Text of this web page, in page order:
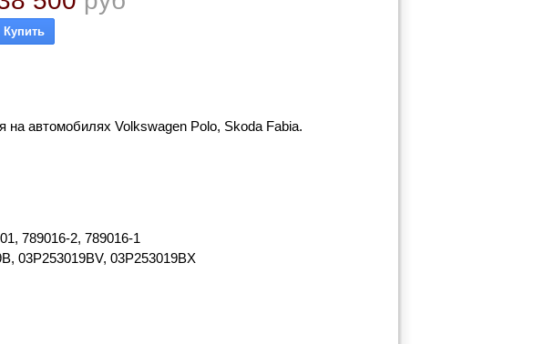
автомобилях Volkswagen Polo, Skoda Fabia.
789016-2, 789016-1
03P253019BV, 03P253019BX